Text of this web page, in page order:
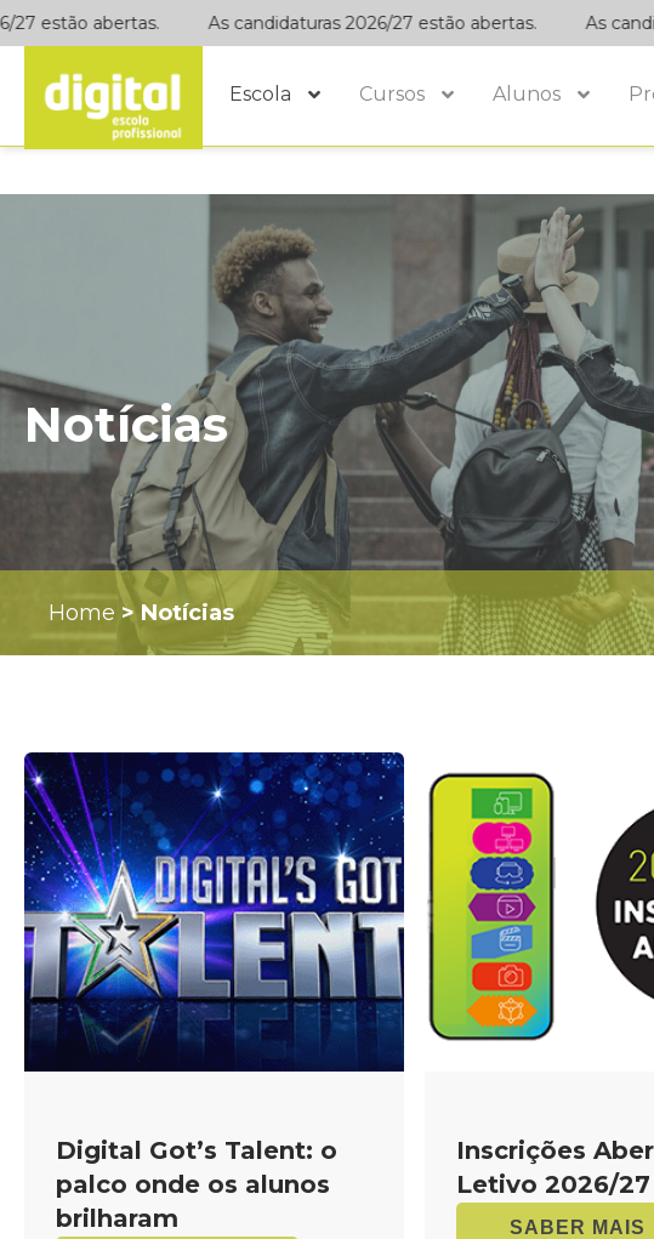
abertas. As candidaturas 2026/27 estão abertas. As
Escola Cursos Alunos
Home > Notícias
Notícias
Digital Got’s Talent: o
palco onde os alunos
brilharam
Inscrições
Letivo 2026/27
SABER MAIS